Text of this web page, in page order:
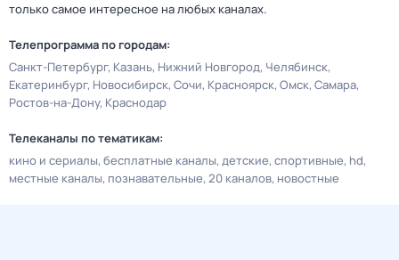
только самое интересное на любых каналах.
Телепрограмма по городам:
Санкт-Петербург Казань Нижний Новгород Челябинск
Екатеринбург Новосибирск Сочи Красноярск Омск Самара
Ростов-на-Дону Краснодар
Телеканалы по тематикам:
кино и сериалы бесплатные каналы детские спортивные hd
местные каналы познавательные 20 каналов новостные